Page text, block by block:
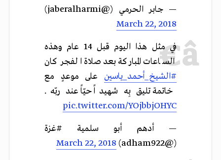
— جابر الحرمي (@jaberalharmi)
March 22, 2018
في مثل هذا اليوم قبل 14 عام وهذه
الساعات المباركة بعد صلاة الفجر كان
#الشيخ_أحمد_ياسين على موعدٍ مع
خاتمة تليق بِه شهيداً حيّاً عند ربّه.
pic.twitter.com/YOjbbjOHYC
— أدهم أبو سلمية #غزة
(@adham922)
March 22, 2018